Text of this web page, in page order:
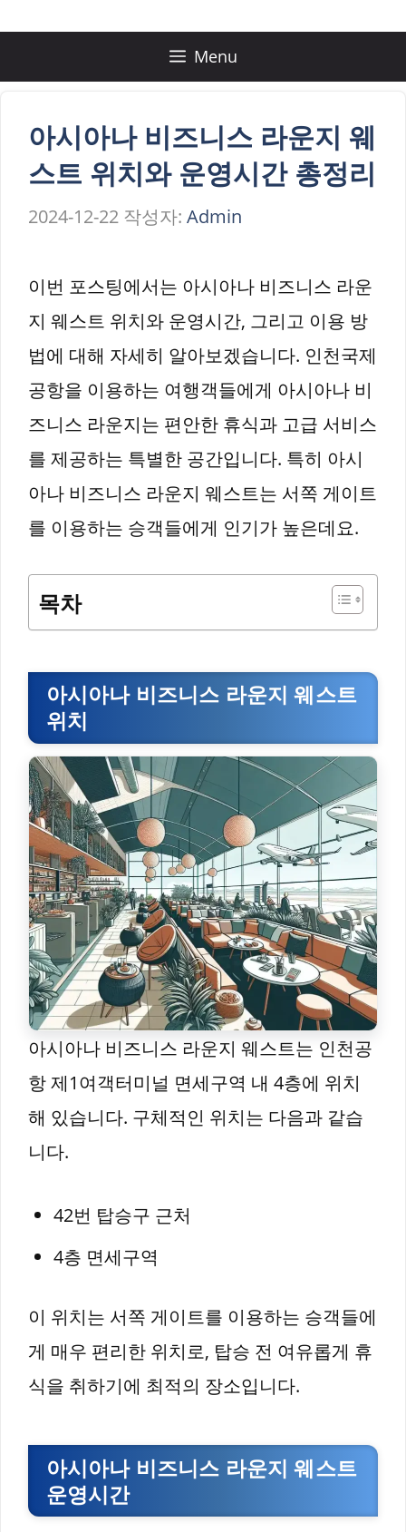
츠
Menu
아시아나 비즈니스 라운지 웨
스트 위치와 운영시간 총정리
2024-12-22 작성자: Admin
이번 포스팅에서는 아시아나 비즈니스 라운
지 웨스트 위치와 운영시간, 그리고 이용 방
법에 대해 자세히 알아보겠습니다. 인천국제
공항을 이용하는 여행객들에게 아시아나 비
즈니스 라운지는 편안한 휴식과 고급 서비스
를 제공하는 특별한 공간입니다. 특히 아시
아나 비즈니스 라운지 웨스트는 서쪽 게이트
를 이용하는 승객들에게 인기가 높은데요.
목차
아시아나 비즈니스 라운지 웨스트
위치
아시아나 비즈니스 라운지 웨스트는 인천공
항 제1여객터미널 면세구역 내 4층에 위치
해 있습니다. 구체적인 위치는 다음과 같습
니다.
42번 탑승구 근처
4층 면세구역
이 위치는 서쪽 게이트를 이용하는 승객들에
게 매우 편리한 위치로, 탑승 전 여유롭게 휴
식을 취하기에 최적의 장소입니다.
아시아나 비즈니스 라운지 웨스트
운영시간